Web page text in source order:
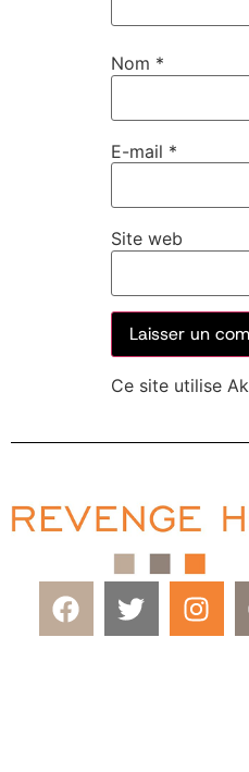
Nom *
E-mail *
Site web
Ce site utilise